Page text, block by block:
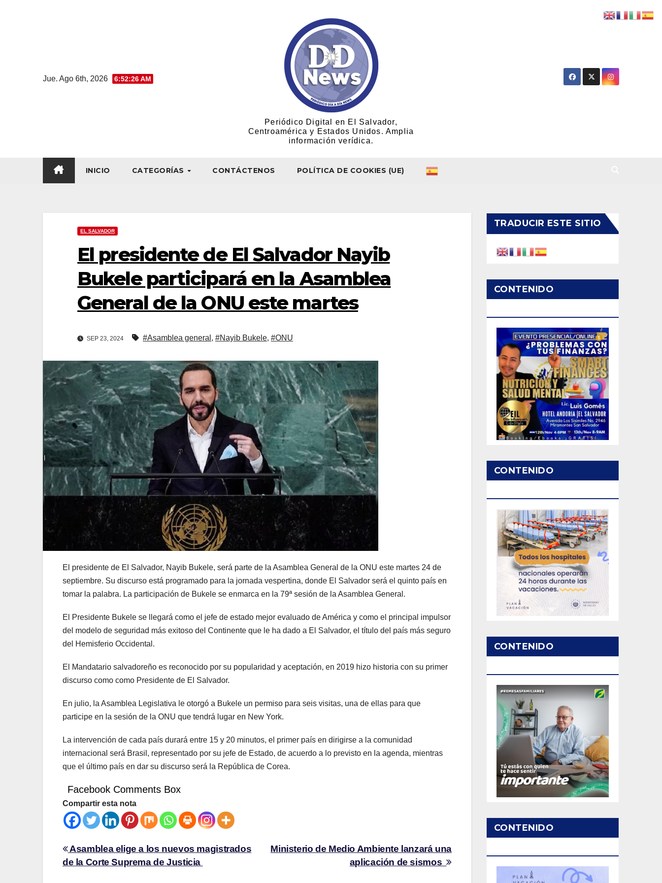
Jue. Ago 6th, 2026 6:52:26 AM
Periódico Digital en El Salvador,
Centroamérica y Estados Unidos. Amplia
información verídica.
INICIO CATEGORÍAS CONTÁCTENOS POLÍTICA DE COOKIES (UE)
EL SALVADOR
El presidente de El Salvador Nayib
Bukele participará en la Asamblea
General de la ONU este martes
SEP 23, 2024 #Asamblea general , #Nayib Bukele, #ONU
El presidente de El Salvador, Nayib Bukele, será parte de la Asamblea General de la ONU este martes 24 de
septiembre. Su discurso está programado para la jornada vespertina, donde El Salvador será el quinto país en
tomar la palabra. La participación de Bukele se enmarca en la 79ª sesión de la Asamblea General.
El Presidente Bukele se llegará como el jefe de estado mejor evaluado de América y como el principal impulsor
del modelo de seguridad más exitoso del Continente que le ha dado a El Salvador, el título del país más seguro
del Hemisferio Occidental.
El Mandatario salvadoreño es reconocido por su popularidad y aceptación, en 2019 hizo historia con su primer
discurso como como Presidente de El Salvador.
En julio, la Asamblea Legislativa le otorgó a Bukele un permiso para seis visitas, una de ellas para que
participe en la sesión de la ONU que tendrá lugar en New York.
La intervención de cada país durará entre 15 y 20 minutos, el primer país en dirigirse a la comunidad
internacional será Brasil, representado por su jefe de Estado, de acuerdo a lo previsto en la agenda, mientras
que el último país en dar su discurso será la República de Corea.
Facebook Comments Box
Compartir esta nota
Ministerio de Medio Ambiente lanzará una
aplicación de sismos
Asamblea elige a los nuevos magistrados
de la Corte Suprema de Justicia
TRADUCIR ESTE SITIO
CONTENIDO
CONTENIDO
CONTENIDO
CONTENIDO